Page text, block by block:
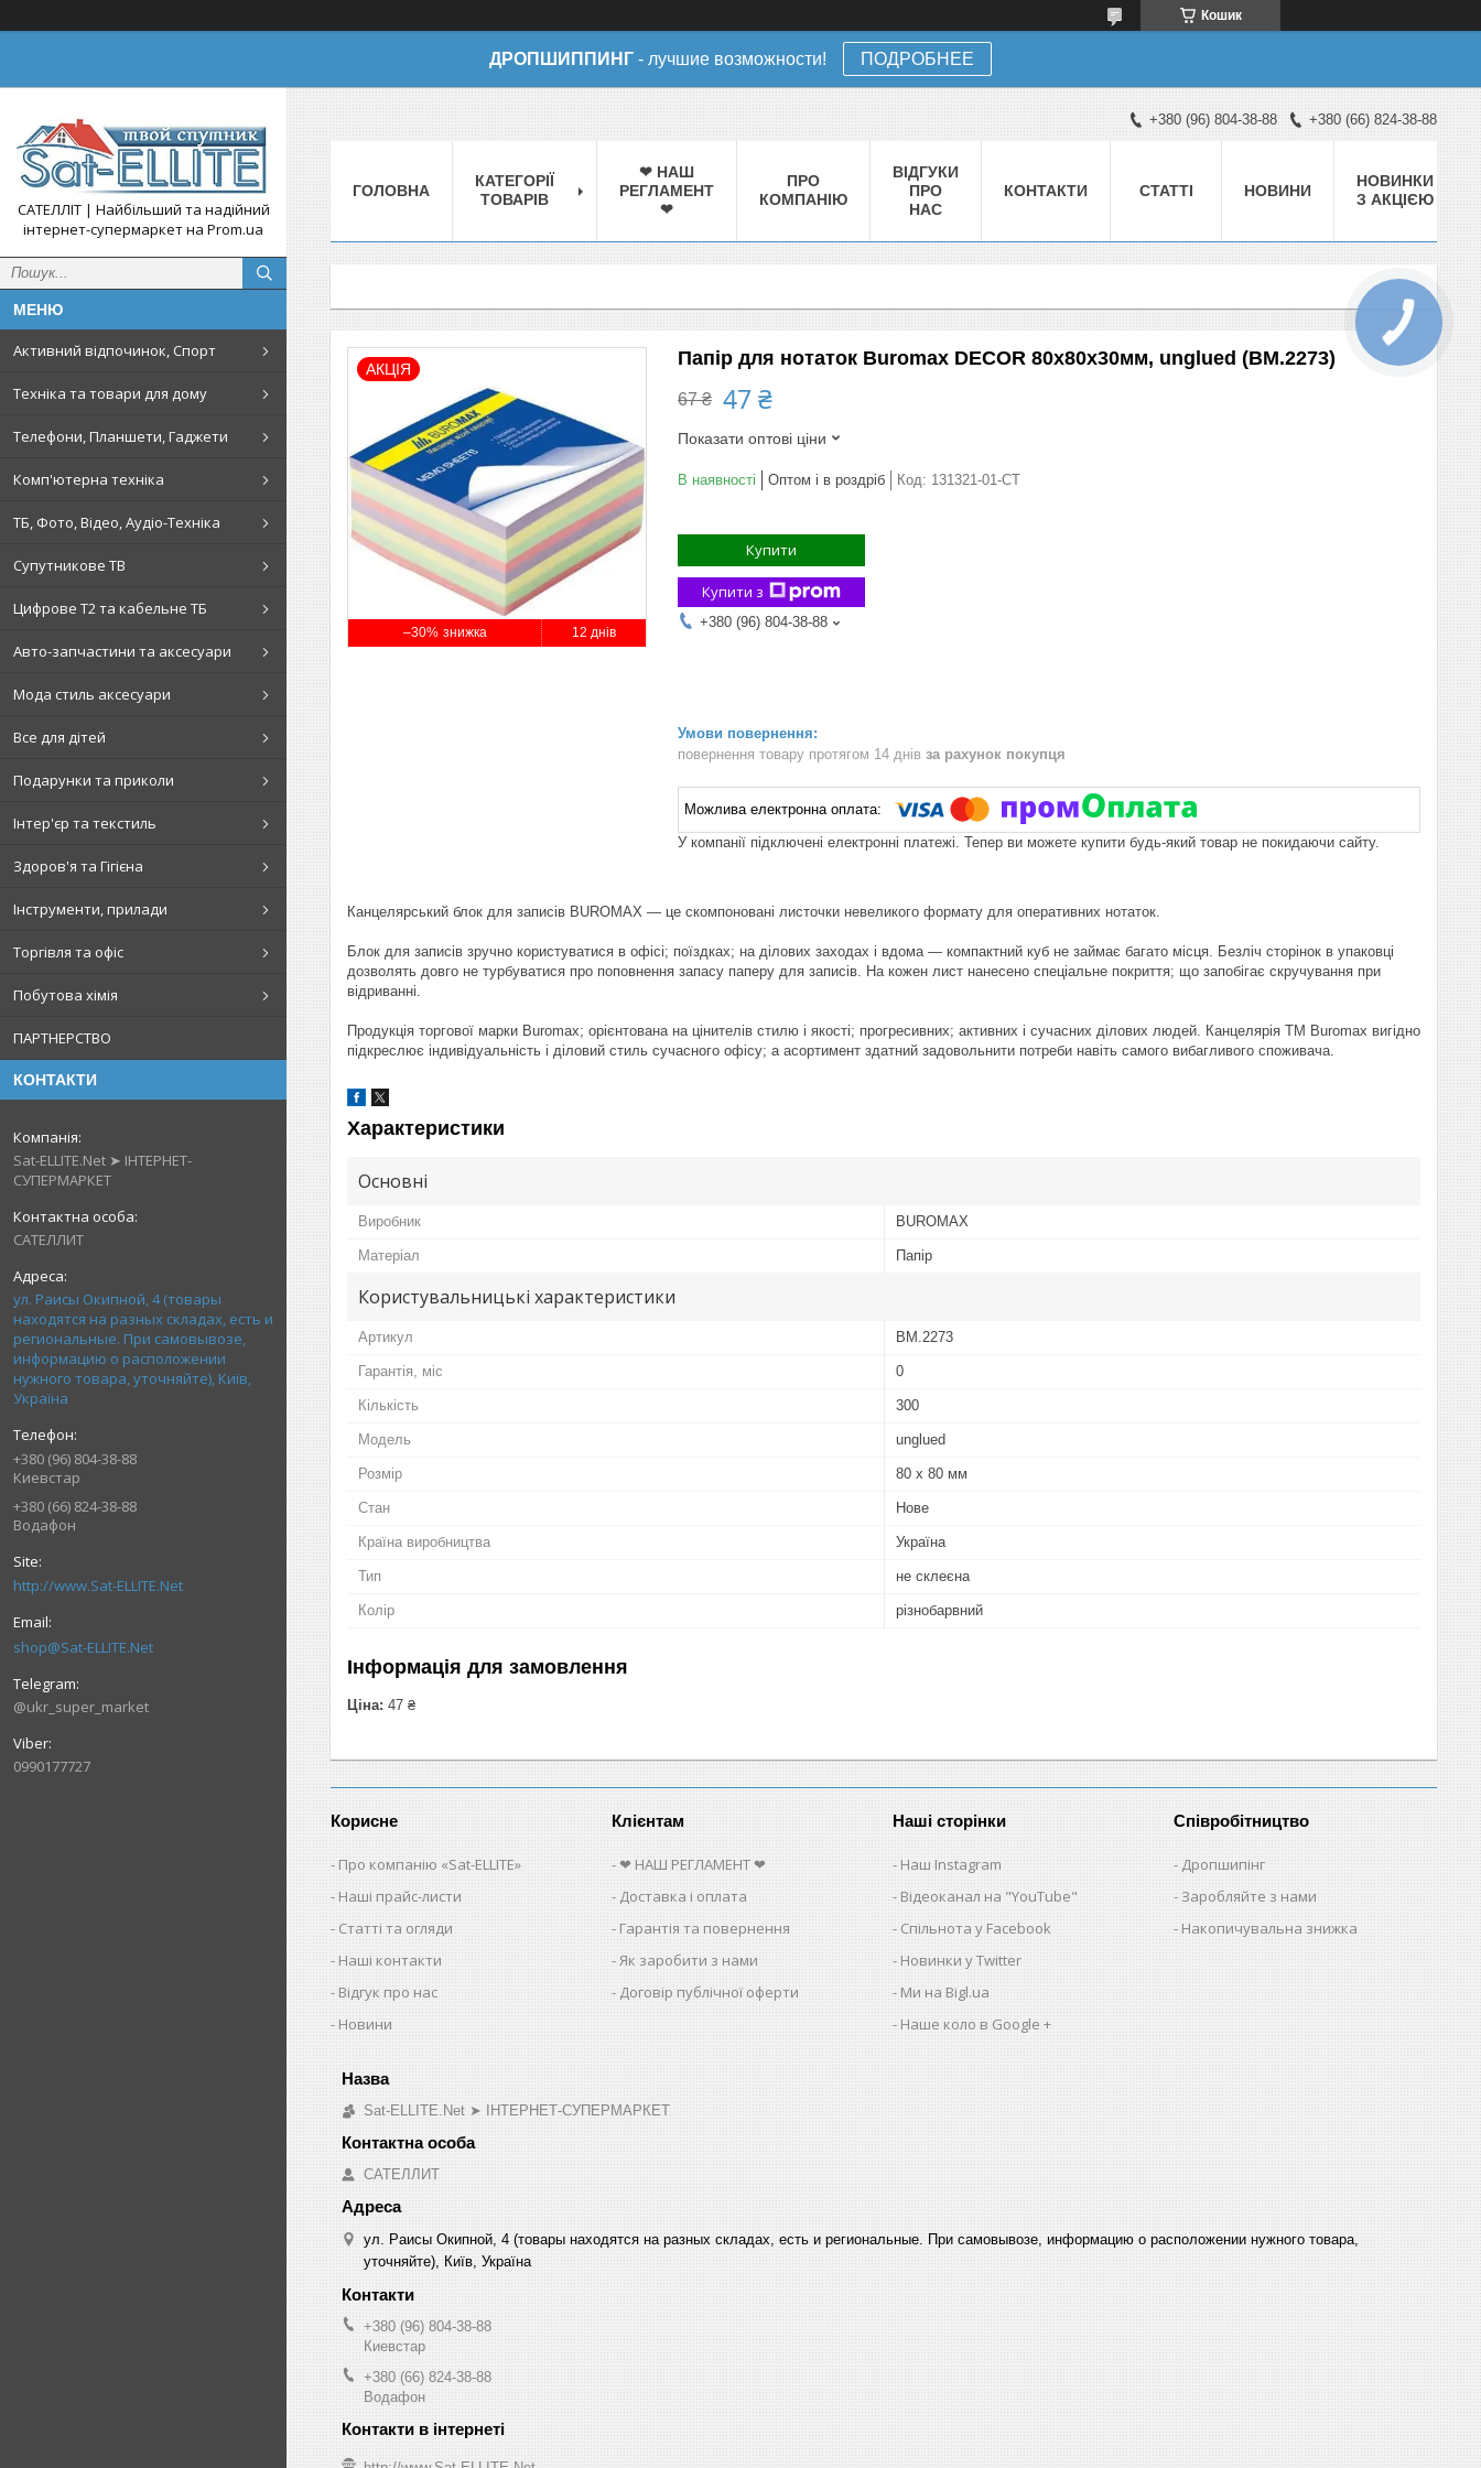
Кошик
ДРОПШИППИНГ - лучшие возможности! ПОДРОБНЕЕ
САТЕЛЛІТ | Найбільший та надійний
інтернет-супермаркет на Prom.ua
Активний відпочинок, Спорт
Техніка та товари для дому
Телефони, Планшети, Гаджети
Комп'ютерна техніка
ТБ, Фото, Відео, Аудіо-Техніка
Супутникове ТВ
Цифрове Т2 та кабельне ТБ
Авто-запчастини та аксесуари
Мода стиль аксесуари
Все для дітей
Подарунки та приколи
Інтер'єр та текстиль
Здоров'я та Гігієна
Інструменти, прилади
Торгівля та офіс
Побутова хімія
ПАРТНЕРСТВО
КОНТАКТИ
Sat-ELLITE.Net ➤ ІНТЕРНЕТ-
СУПЕРМАРКЕТ
САТЕЛЛИТ
ул. Раисы Окипной, 4 (товары
находятся на разных складах, есть и
региональные. При самовывозе,
информацию о расположении
нужного товара, уточняйте), Київ,
Україна
+380 (96) 804-38-88
Киевстар
+380 (66) 824-38-88
Водафон
http://www.Sat-ELLITE.Net
shop@Sat-ELLITE.Net
@ukr_super_market
0990177727
+380 (96) 804-38-88 +380 (66) 824-38-88
ГОЛОВНА
КАТЕГОРІЇ
ТОВАРІВ
❤ НАШ
РЕГЛАМЕНТ
❤
ПРО
КОМПАНІЮ
ВІДГУКИ
ПРО
НАС
КОНТАКТИ СТАТТІ НОВИНИ
НОВИНКИ
З АКЦІЄЮ
–30% 12 днів
АКЦІЯ Папір для нотаток Buromax DECOR 80х80х30мм, unglued (BM.2273)
67 ₴ 47 ₴
Показати оптові ціни
В наявності Оптом і в роздріб Код: 131321-01-СТ
Купити
Купити з
+380 (96) 804-38-88
повернення товару протягом 14 днів за рахунок покупця
У компанії підключені електронні платежі. Тепер ви можете купити будь-який товар не покидаючи сайту.
Канцелярський блок для записів BUROMAX — це скомпоновані листочки невеликого формату для оперативних нотаток.
Блок для записів зручно користуватися в офісі; поїздках; на ділових заходах і вдома — компактний куб не займає багато місця. Безліч сторінок в упаковці
дозволять довго не турбуватися про поповнення запасу паперу для записів. На кожен лист нанесено спеціальне покриття; що запобігає скручування при
відриванні.
Продукція торгової марки Buromax; орієнтована на цінителів стилю і якості; прогресивних; активних і сучасних ділових людей. Канцелярія ТМ Buromax вигідно
підкреслює індивідуальність і діловий стиль сучасного офісу; а асортимент здатний задовольнити потреби навіть самого вибагливого споживача.
Характеристики
Основні
Виробник BUROMAX
Матеріал Папір
Користувальницькі характеристики
Артикул BM.2273
Гарантія, міс 0
Кількість 300
Мoдель unglued
Розмір 80 x 80 мм
Стан Нове
Країна виробництва Україна
Тип не склеєна
Колір різнобарвний
Інформація для замовлення
Ціна: 47 ₴
Корисне
Про компанію «Sat-ELLITE»
Наші прайс-листи
Статті та огляди
Наші контакти
Відгук про нас
Новини
Клієнтам
❤ НАШ РЕГЛАМЕНТ ❤
Доставка і оплата
Гарантія та повернення
Як заробити з нами
Договір публічної оферти
Наші сторінки
Наш Instagram
Відеоканал на "YouTube"
Спільнота у Facebook
Новинки у Twitter
Ми на Bigl.ua
Наше коло в Google +
Співробітництво
Дропшипінг
Заробляйте з нами
Накопичувальна знижка
Sat-ELLITE.Net ➤ ІНТЕРНЕТ-СУПЕРМАРКЕТ
САТЕЛЛИТ
ул. Раисы Окипной, 4 (товары находятся на разных складах, есть и региональные. При самовывозе, информацию о расположении нужного товара,
уточняйте), Київ, Україна
+380 (96) 804-38-88
Киевстар
+380 (66) 824-38-88
Водафон